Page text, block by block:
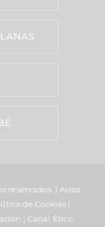
reservados. | Aviso
de Cookies |
| Canal Ético